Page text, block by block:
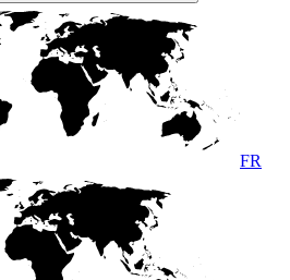
FR